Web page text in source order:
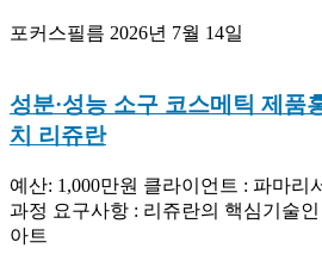
포커스필름 2026년 7월 14일
성분·성능 소구 코스메틱 제품
치 리쥬란
예산: 1,000만원 클라이언트 : 파마리
과정 요구사항 : 리쥬란의 핵심기술
아트